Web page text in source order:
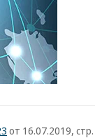
от 16.07.2019, стр.